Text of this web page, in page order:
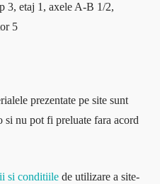
3, etaj 1, axele A-B 1/2,
5
prezentate pe site sunt
nu pot fi preluate fara acord
si conditiilede utilizare a site-